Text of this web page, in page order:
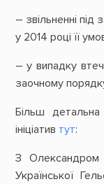
– звільненні
у 2014 році її
– у випадку
заочному
Більш детальна
ініціатив тут:
З Олександром
Української